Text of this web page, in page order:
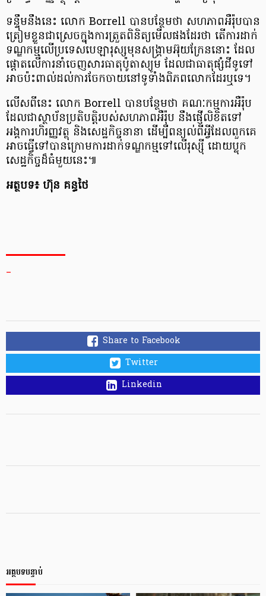
ទន្ទឹម​នឹង​នេះ លោក Borrell បាន​បន្ថែម​ថា សហភាព​អឺរ៉ុប​បាន​
ត្រៀមខ្លួន​ជា​ស្រេច​ក្នុង​ការ​ត្រួតពិនិត្យ​មើល​ផង​ដែរ​ថា តើ​ការ​ដាក់​
ទណ្ឌកម្ម​លើ​ប្រទេស​បេឡា​រុស្ស​មុន​សង្គ្រាម​អ៊ុយ​ក្រែ​ន​នោះ ដែល​
ផ្តោត​លើ​ការ​នាំ​ចេញ​សារធាតុ​ប៉ូ​តា​ស្យូ​ម ដែល​ជា​ធាតុ​ផ្សំ​ជី​ទូទៅ​
អាច​ប៉ះពាល់​ដល់​ការ​ចែកចាយ​នៅ​ទូ​ទាំង​ពិភពលោក​ដែរ​ឬទេ​។
លើស​ពី​នេះ លោក Borrell បាន​បន្ថែម​ថា គណៈកម្មការ​អឺរ៉ុប
ដែល​ជា​ស្ថាប័ន​ប្រតិបត្តិ​របស់​សហភាព​អឺរ៉ុប នឹង​ផ្ញើ​លិខិត​ទៅ​
អង្គការ​ហិរញ្ញវត្ថុ និង​សេដ្ឋកិច្ច​នានា ដើម្បី​ពន្យល់​ពី​អ្វី​ដែល​ពួក​គេ​
អាច​ធ្វើ​ទៅ​បាន​ក្រោម​ការ​ដាក់​ទណ្ឌកម្ម​ទៅ​លើ​រុ​ស្ស៊ី ដោយ​ប្លុក​
សេដ្ឋកិច្ច​ដ៏​ធំ​មួយ​នេះ​៕
អត្ថបទ​៖ ហ៊ុន គន្ធ​ថៃ
_
Share to Facebook
Twitter
Linkedin
អត្ថបទបន្ទាប់